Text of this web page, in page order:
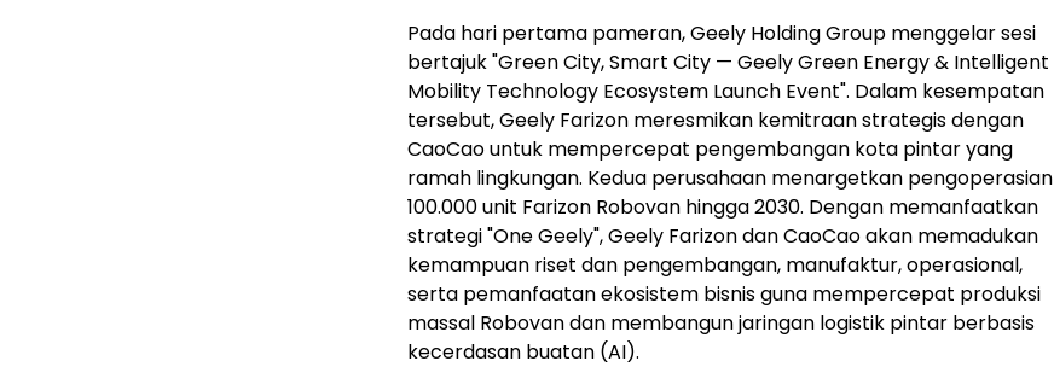
Pada hari pertama pameran, Geely Holding Group menggelar sesi
bertajuk "Green City, Smart City — Geely Green Energy & Intelligent
Mobility Technology Ecosystem Launch Event". Dalam kesempatan
tersebut, Geely Farizon meresmikan kemitraan strategis dengan
CaoCao untuk mempercepat pengembangan kota pintar yang
ramah lingkungan. Kedua perusahaan menargetkan pengoperasian
100.000 unit Farizon Robovan hingga 2030. Dengan memanfaatkan
strategi "One Geely", Geely Farizon dan CaoCao akan memadukan
kemampuan riset dan pengembangan, manufaktur, operasional,
serta pemanfaatan ekosistem bisnis guna mempercepat produksi
massal Robovan dan membangun jaringan logistik pintar berbasis
kecerdasan buatan (AI).